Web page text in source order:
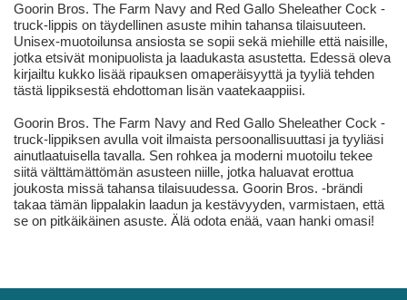
Goorin Bros. The Farm Navy and Red Gallo Sheleather Cock -
truck-lippis on täydellinen asuste mihin tahansa tilaisuuteen.
Unisex-muotoilunsa ansiosta se sopii sekä miehille että naisille,
jotka etsivät monipuolista ja laadukasta asustetta. Edessä oleva
kirjailtu kukko lisää ripauksen omaperäisyyttä ja tyyliä tehden
tästä lippiksestä ehdottoman lisän vaatekaappiisi.
Goorin Bros. The Farm Navy and Red Gallo Sheleather Cock -
truck-lippiksen avulla voit ilmaista persoonallisuuttasi ja tyyliäsi
ainutlaatuisella tavalla. Sen rohkea ja moderni muotoilu tekee
siitä välttämättömän asusteen niille, jotka haluavat erottua
joukosta missä tahansa tilaisuudessa. Goorin Bros. -brändi
takaa tämän lippalakin laadun ja kestävyyden, varmistaen, että
se on pitkäikäinen asuste. Älä odota enää, vaan hanki omasi!